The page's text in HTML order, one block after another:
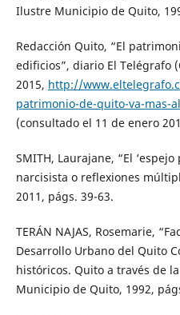
Ilustre Municipio de Quito,
Redacción Quito, “El
edificios”, diario El Telégrafo
2015, http://
patrimonio-de-quito-va-mas-
(consultado el 11 de enero
SMITH, Laurajane, “El
narcisista o reflexiones
2011, págs. 39-63.
TERÁN NAJAS, Rosemarie,
Desarrollo Urbano del Quito
históricos. Quito a través de
Municipio de Quito, 1992,